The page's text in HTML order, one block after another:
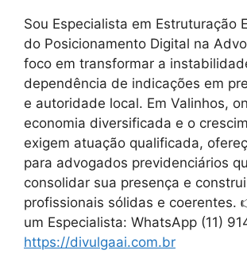
Sou Especialista em Estruturação
do Posicionamento Digital na
foco em transformar a
dependência de indicações em
e autoridade local. Em Valinhos,
economia diversificada e o
exigem atuação qualificada,
para advogados previdenciários
consolidar sua presença e
profissionais sólidas e coerentes.
um Especialista: WhatsApp (11)
https://divulgaai.com.br